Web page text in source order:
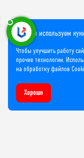
Мы используем
Чтобы улучшить работу
прочие технологии.
на обработку файлов
Хорошо